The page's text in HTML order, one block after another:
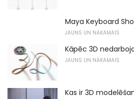
Maya Keyboard
JAUNS UN NĀKAMAIS
Kāpēc 3D
JAUNS UN NĀKAMAIS
Kas ir 3D